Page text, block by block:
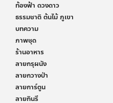
ท้องฟ้า ดวงดาว
ธรรมชาติ ต้นไม้ ภูเขา
บทความ
ภาพชุด
ร้านอาหาร
ลายกรุผนัง
ลายกวางป่า
ลายการ์ตูน
ลายกินรี